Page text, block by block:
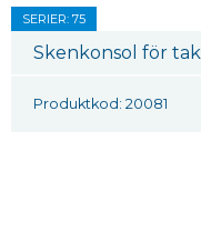
SERIER: 75
Skenkonsol för
Produktkod: 20081